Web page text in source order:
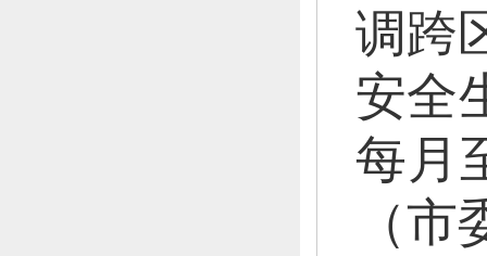
调跨
安全
每月
（